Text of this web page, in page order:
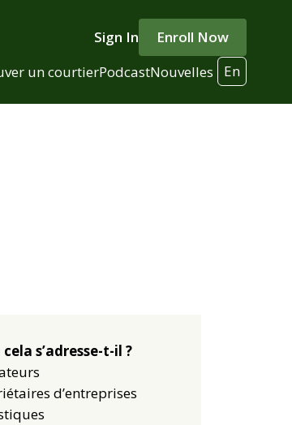
Sign In
Enroll Now
un courtierPodcastNouvelles En
s’adresse-t-il ?
d’entreprises